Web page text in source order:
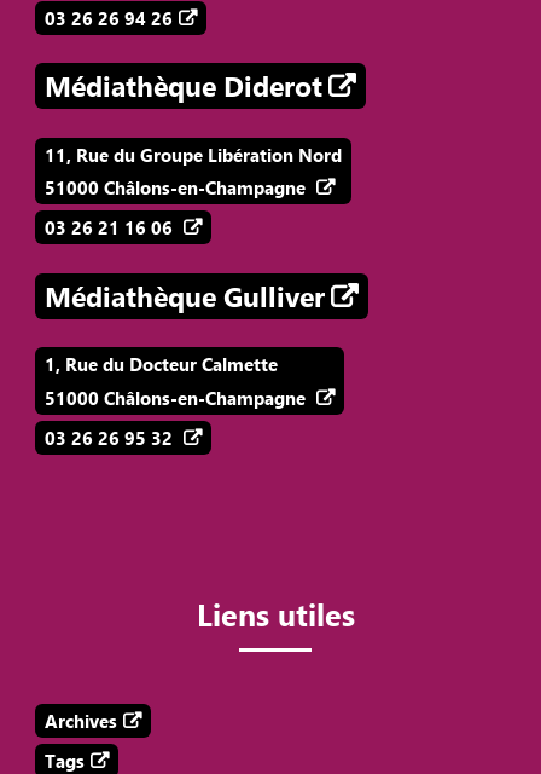
03 26 26 94 26
Médiathèque Diderot
11, Rue du Groupe Libération Nord
51000 Châlons-en-Champagne
03 26 21 16 06
Médiathèque Gulliver
1, Rue du Docteur Calmette
51000 Châlons-en-Champagne
03 26 26 95 32
Liens utiles
Archives
Tags